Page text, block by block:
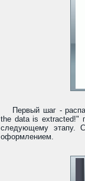
Первый шаг -
the data is extracted!"
следующему этапу.
оформлением.